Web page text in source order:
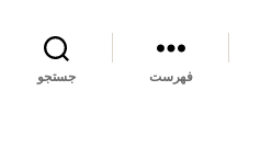
فهرست جستجو